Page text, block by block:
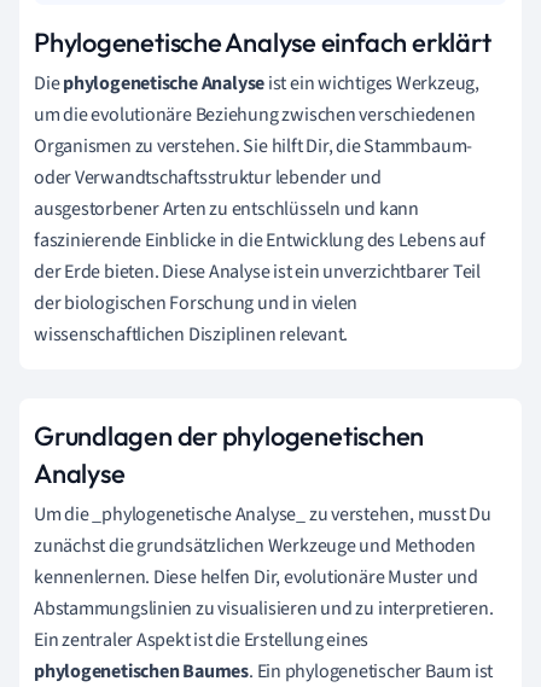
Phylogenetische Analyse einfach erklärt
Diephylogenetische Analyseist ein wichtiges Werkzeug,
um die evolutionäre Beziehung zwischen verschiedenen
Organismen zu verstehen. Sie hilft Dir, die Stammbaum-
oder Verwandtschaftsstruktur lebender und
ausgestorbener Arten zu entschlüsseln und kann
faszinierende Einblicke in die Entwicklung des Lebens auf
der Erde bieten. Diese Analyse ist ein unverzichtbarer Teil
der biologischen Forschung und in vielen
wissenschaftlichen Disziplinen relevant.
Grundlagen der phylogenetischen
Analyse
Um die _phylogenetische Analyse_ zu verstehen, musst Du
zunächst die grundsätzlichen Werkzeuge und Methoden
kennenlernen. Diese helfen Dir, evolutionäre Muster und
Abstammungslinien zu visualisieren und zu interpretieren.
Ein zentraler Aspekt ist die Erstellung eines
phylogenetischen Baumes. Ein phylogenetischer Baum ist